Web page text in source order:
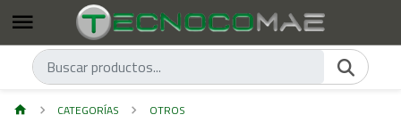
CATEGORÍAS OTROS